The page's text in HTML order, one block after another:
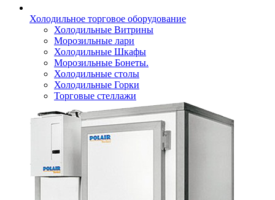
Холодильное торговое оборудование
Холодильные Витрины
Морозильные лари
Холодильные Шкафы
Морозильные Бонеты.
Холодильные столы
Холодильные Горки
Торговые стеллажи